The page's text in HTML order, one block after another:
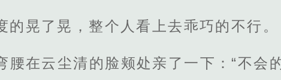
晃了晃，整个人看上去乖巧的不行。
腰在云尘清的脸颊处亲了一下：“不会